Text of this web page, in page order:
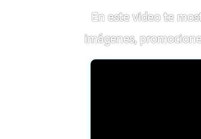
En este video te
imágenes,